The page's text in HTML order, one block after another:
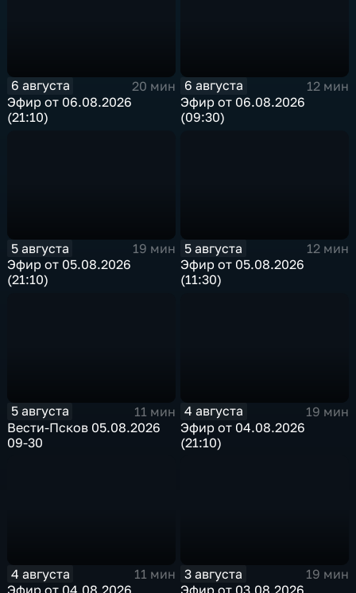
6 августа
20 мин
Эфир от 06.08.2026
(21:10)
6 августа
12 мин
Эфир от 06.08.2026
(09:30)
5 августа
19 мин
Эфир от 05.08.2026
(21:10)
5 августа
12 мин
Эфир от 05.08.2026
(11:30)
5 августа
11 мин
Вести-Псков 05.08.2026
09-30
4 августа
19 мин
Эфир от 04.08.2026
(21:10)
4 августа
11 мин
3 августа
19 мин